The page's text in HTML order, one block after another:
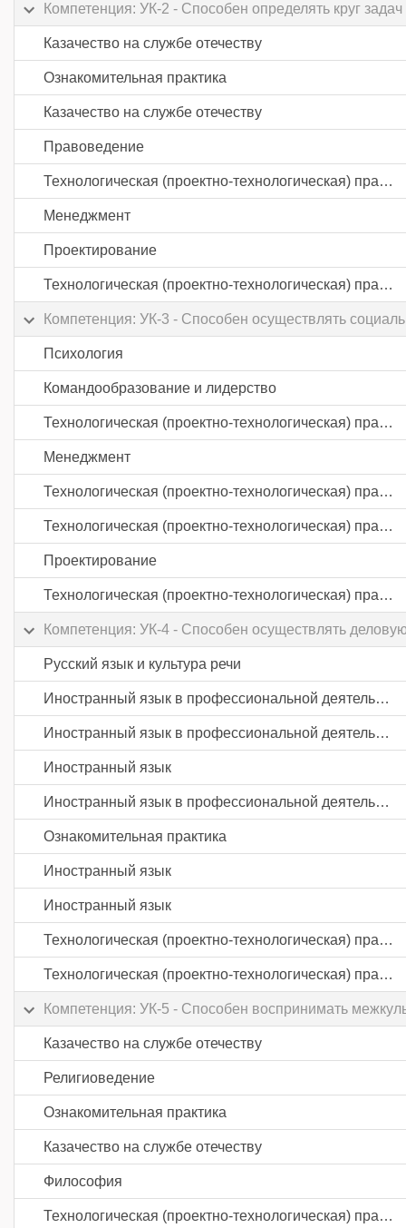
Компетенция: УК-2 - Способен определять круг
Казачество на службе отечеству
Ознакомительная практика
Казачество на службе отечеству
Правоведение
Технологическая (проектно-технологическая) практика
Менеджмент
Проектирование
Технологическая (проектно-технологическая) практика
Компетенция: УК-3 - Способен осуществлять
Психология
Командообразование и лидерство
Технологическая (проектно-технологическая) практика
Менеджмент
Технологическая (проектно-технологическая) практика
Технологическая (проектно-технологическая) практика
Проектирование
Технологическая (проектно-технологическая) практика
Компетенция: УК-4 - Способен осуществлять
Русский язык и культура речи
Иностранный язык в профессиональной деятельности
Иностранный язык в профессиональной деятельности
Иностранный язык
Иностранный язык в профессиональной деятельности
Ознакомительная практика
Иностранный язык
Иностранный язык
Технологическая (проектно-технологическая) практика
Технологическая (проектно-технологическая) практика
Компетенция: УК-5 - Способен воспринимать
Казачество на службе отечеству
Религиоведение
Ознакомительная практика
Казачество на службе отечеству
Философия
Технологическая (проектно-технологическая) практика